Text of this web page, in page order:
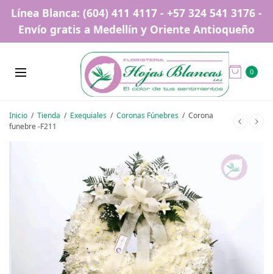
Línea Blanca: (604) 411 4117 - +57 324 541 3176 -
Envío gratis a Medellín y Oriente Antioqueño
0
Inicio / Tienda / Exequiales / Coronas Fúnebres / Corona
funebre -F211